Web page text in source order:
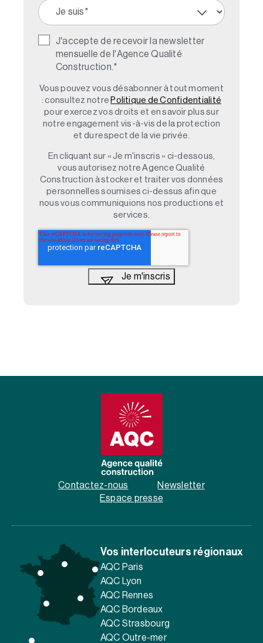
J'accepte de recevoir la newsletter
mensuelle de l'Agence Qualité
Construction. *
Vous pouvez vous désabonner à tout moment
: consultez notre Politique de Confidentialité
pour exercez vos droits et en savoir plus sur
notre engagement vis-à-vis de la protection
et du respect de la vie privée.
En cliquant sur « Je m'inscris » ci-dessous,
vous autorisez notre Agence Qualité
Construction à stocker et traiter vos données
personnelles soumises ci-dessus afin que
nous vous communiquions nos productions et
services.
Contactez-nous
Newsletter
Espace presse
Vos interlocuteurs régionaux
AQC Paris
AQC Lyon
AQC Rennes
AQC Bordeaux
AQC Strasbourg
AQC Outre-mer